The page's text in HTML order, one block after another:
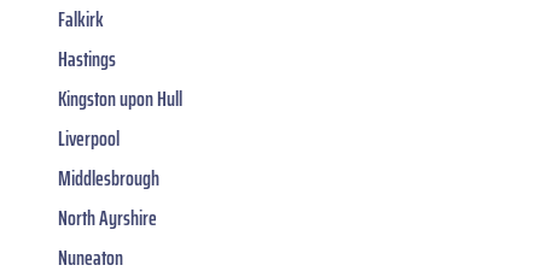
Falkirk
Hastings
Kingston upon Hull
Liverpool
Middlesbrough
North Ayrshire
Nuneaton